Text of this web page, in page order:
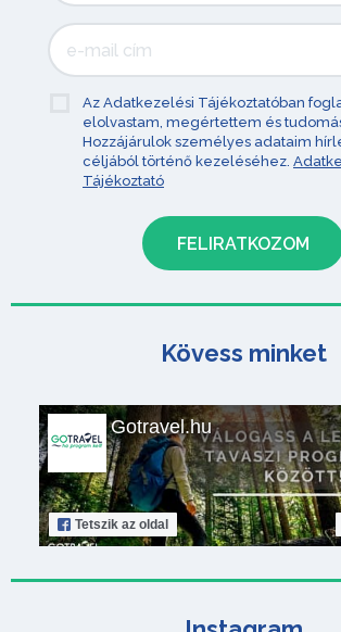
Az Adatkezelési Tájékoztatóban
elolvastam, megértettem és
Hozzájárulok személyes adataim
céljából történő kezeléséhez.
Tájékoztató
Kövess minket
Gotravel.hu
Tetszik az oldal